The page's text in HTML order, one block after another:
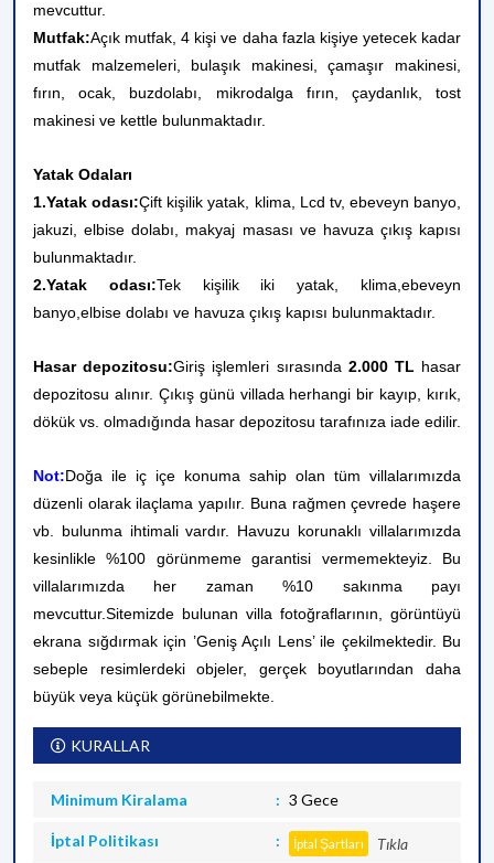
mevcuttur.
Mutfak:Açık mutfak, 4 kişi ve daha fazla kişiye yetecek kadar
mutfak malzemeleri, bulaşık makinesi, çamaşır makinesi,
fırın, ocak, buzdolabı, mikrodalga fırın, çaydanlık, tost
makinesi ve kettle bulunmaktadır.
Yatak Odaları
1.Yatak odası:Çift kişilik yatak, klima, Lcd tv, ebeveyn banyo,
jakuzi, elbise dolabı, makyaj masası ve havuza çıkış kapısı
bulunmaktadır.
2.Yatak odası:Tek kişilik iki yatak, klima,ebeveyn
banyo, elbise dolabı ve havuza çıkış kapısı bulunmaktadır.
Hasar depozitosu:Giriş işlemleri sırasında 2.000 TL hasar
depozitosu alınır. Çıkış günü villada herhangi bir kayıp, kırık,
dökük vs. olmadığında hasar depozitosu tarafınıza iade edilir.
Not:Doğa ile iç içe konuma sahip olan tüm villalarımızda
düzenli olarak ilaçlama yapılır. Buna rağmen çevrede haşere
vb. bulunma ihtimali vardır. Havuzu korunaklı villalarımızda
kesinlikle %100 görünmeme garantisi vermemekteyiz. Bu
villalarımızda her zaman %10 sakınma payı
mevcuttur.Sitemizde bulunan villa fotoğraflarının, görüntüyü
ekrana sığdırmak için ’Geniş Açılı Lens’ ile çekilmektedir. Bu
sebeple resimlerdeki objeler, gerçek boyutlarından daha
büyük veya küçük görünebilmekte.
KURALLAR
Minimum Kiralama 3 Gece
İptal Politikası İptal Şartları Tıkla